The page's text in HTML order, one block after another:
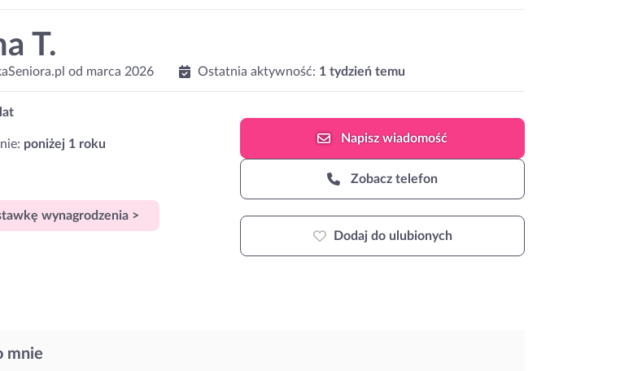
T.
od marca 2026 Ostatnia aktywność: 1 tydzień temu
poniżej 1 roku
wynagrodzenia >
Napiszwiadomość
Zobacz telefon
Dodaj do ulubionych
mnie